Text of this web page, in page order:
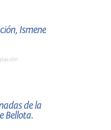
Ismene
de la
Bellota.